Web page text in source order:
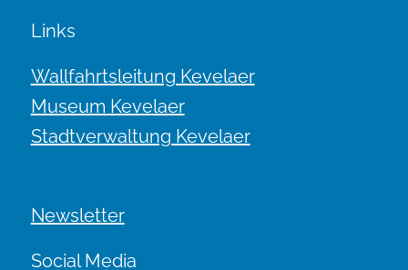
Links
Wallfahrtsleitung Kevelaer
Museum Kevelaer
Stadtverwaltung Kevelaer
Newsletter
Social Media